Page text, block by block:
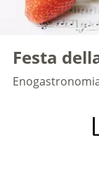
Festa